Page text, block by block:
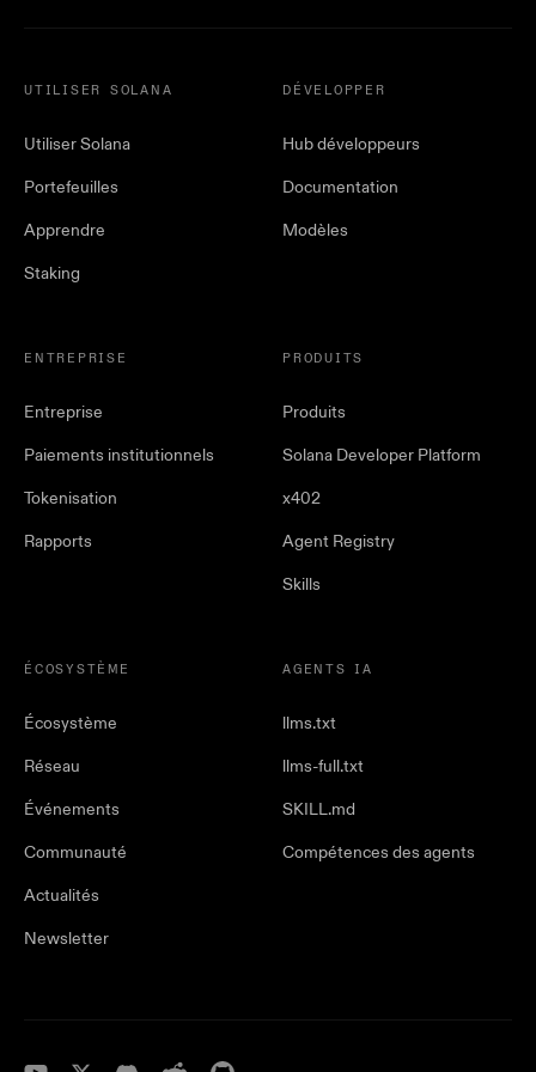
UTILISER SOLANA
Utiliser Solana
Portefeuilles
Apprendre
Staking
DÉVELOPPER
Hub développeurs
Documentation
Modèles
ENTREPRISE
Entreprise
Paiements institutionnels
Tokenisation
Rapports
PRODUITS
Produits
Solana Developer Platform
x402
Agent Registry
Skills
ÉCOSYSTÈME
Écosystème
Réseau
Événements
Communauté
Actualités
Newsletter
AGENTS IA
llms.txt
llms-full.txt
SKILL.md
Compétences des agents